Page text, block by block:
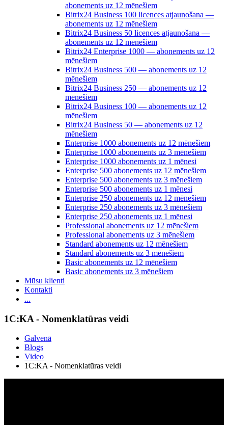
abonements uz 12 mēnešiem
Bitrix24 Business 100 licences atjaunošana —
abonements uz 12 mēnešiem
Bitrix24 Business 50 licences atjaunošana —
abonements uz 12 mēnešiem
Bitrix24 Enterprise 1000 — abonements uz 12
mēnešiem
Bitrix24 Business 500 — abonements uz 12
mēnešiem
Bitrix24 Business 250 — abonements uz 12
mēnešiem
Bitrix24 Business 100 — abonements uz 12
mēnešiem
Bitrix24 Business 50 — abonements uz 12
mēnešiem
Enterprise 1000 abonements uz 12 mēnešiem
Enterprise 1000 abonements uz 3 mēnešiem
Enterprise 1000 abonements uz 1 mēnesi
Enterprise 500 abonements uz 12 mēnešiem
Enterprise 500 abonements uz 3 mēnešiem
Enterprise 500 abonements uz 1 mēnesi
Enterprise 250 abonements uz 12 mēnešiem
Enterprise 250 abonements uz 3 mēnešiem
Enterprise 250 abonements uz 1 mēnesi
Professional abonements uz 12 mēnešiem
Professional abonements uz 3 mēnešiem
Standard abonements uz 12 mēnešiem
Standard abonements uz 3 mēnešiem
Basic abonements uz 12 mēnešiem
Basic abonements uz 3 mēnešiem
Mūsu klienti
Kontakti
...
1C:KA - Nomenklatūras veidi
Galvenā
Blogs
Video
1C:KA - Nomenklatūras veidi